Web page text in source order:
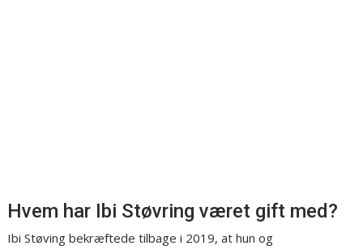
Hvem har Ibi Støvring været gift med?
Ibi Støving bekræftede tilbage i 2019, at hun og